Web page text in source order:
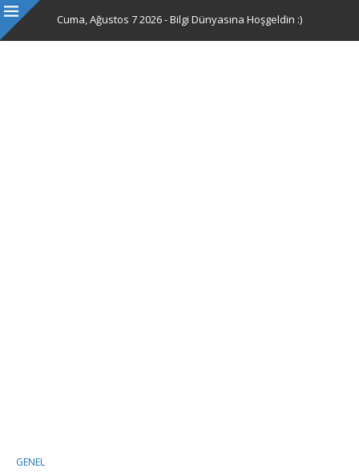
Cuma, Ağustos 7 2026 - Bilgi Dünyasına Hoşgeldin :)
GENEL